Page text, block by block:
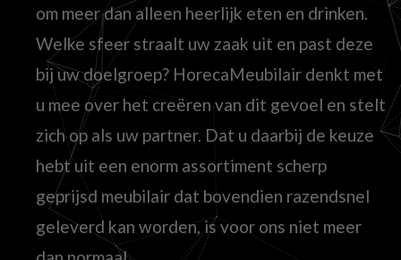
om meer dan alleen heerlijk eten en drinken.
Welke sfeer straalt uw zaak uit en past deze
bij uw doelgroep? HorecaMeubilair denkt met
u mee over het creëren van dit gevoel en stelt
zich op als uw partner. Dat u daarbij de keuze
hebt uit een enorm assortiment scherp
geprijsd meubilair dat bovendien razendsnel
geleverd kan worden, is voor ons niet meer